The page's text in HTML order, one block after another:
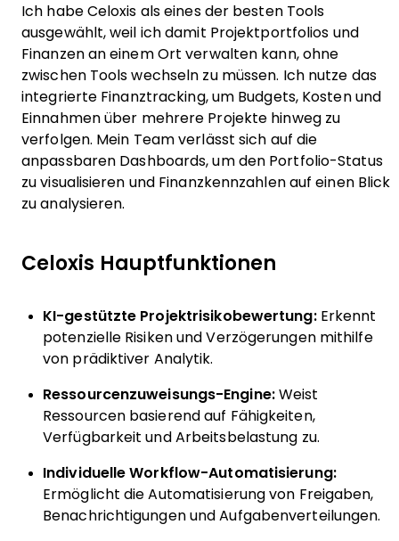
Ich habe Celoxis als eines der besten Tools
ausgewählt, weil ich damit Projektportfolios und
Finanzen an einem Ort verwalten kann, ohne
zwischen Tools wechseln zu müssen. Ich nutze das
integrierte Finanztracking, um Budgets, Kosten und
Einnahmen über mehrere Projekte hinweg zu
verfolgen. Mein Team verlässt sich auf die
anpassbaren Dashboards, um den Portfolio-Status
zu visualisieren und Finanzkennzahlen auf einen Blick
zu analysieren.
Celoxis Hauptfunktionen
KI-gestützte Projektrisikobewertung:Erkennt
potenzielle Risiken und Verzögerungen mithilfe
von prädiktiver Analytik.
Ressourcenzuweisungs-Engine:Weist
Ressourcen basierend auf Fähigkeiten,
Verfügbarkeit und Arbeitsbelastung zu.
Individuelle Workflow-Automatisierung:
Ermöglicht die Automatisierung von Freigaben,
Benachrichtigungen und Aufgabenverteilungen.